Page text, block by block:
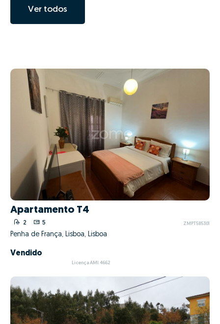
Ver todos
Apartamento T4
2 5 ZMPT585301
Penha de França, Lisboa, Lisboa
Vendido
Licença AMI 4662